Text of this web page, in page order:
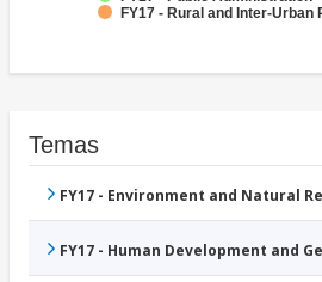
FY17 - Rural and Inter-Urban
Temas
FY17 - Environment and Natural
FY17 - Human Development and